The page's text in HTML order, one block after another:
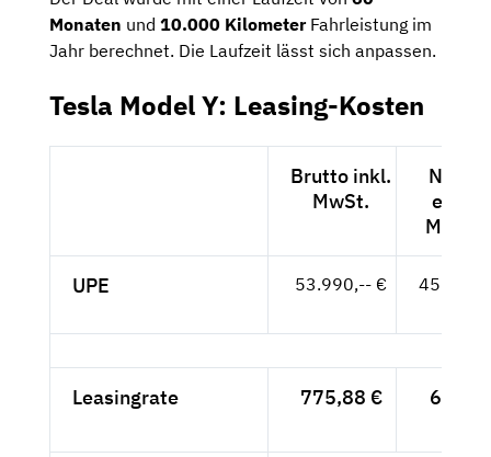
Monaten und 10.000 KilometerFahrleistung im
Jahr berechnet. Die Laufzeit lässt sich anpassen.
Tesla Model Y: Leasing-Kosten
Brutto inkl.
MwSt.
Netto
exkl.
MwSt.
UPE 53.990,-- €
45.370,-
Leasingrate 775,88 €
652,-